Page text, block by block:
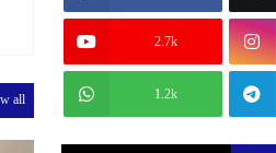
all
2.7k
1.2k